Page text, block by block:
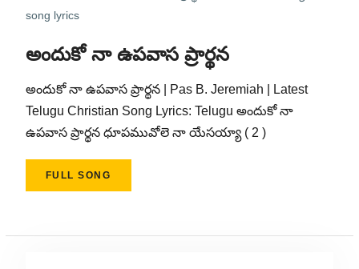
song lyrics
అందుకో నా ఉపవాస ప్రార్థన
అందుకో నా ఉపవాస ప్రార్థన | Pas B. Jeremiah | Latest
Telugu Christian Song Lyrics: Telugu అందుకో నా
ఉపవాస ప్రార్థన ధూపమువోలె నా యేసయ్యా ( 2 )
FULL SONG